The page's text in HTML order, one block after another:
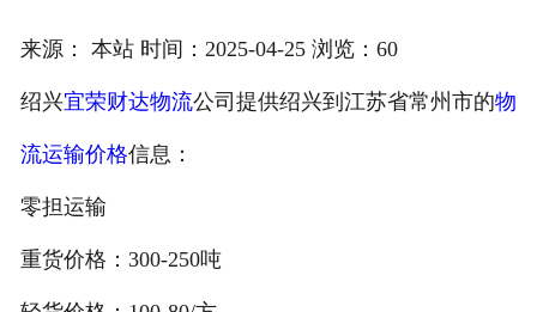
登录
来源： 本站 时间：2025-04-25 浏览：60
绍兴宜荣财达物流公司提供绍兴到江苏省常州市的物
流运输价格信息：
零担运输
重货价格：300-250吨